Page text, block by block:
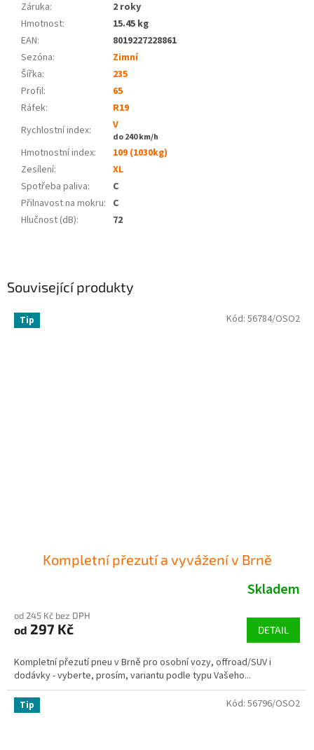
Související produkty
Tip
Kompletní přezutí a vyvážení v Brně
Skladem
od 245 Kč bez DPH
od 297 Kč DETAIL
Kompletní přezutí pneu v Brně pro osobní vozy, offroad/SUV i
dodávky - vyberte, prosím, variantu podle typu Vašeho...
Kód: 56784/OSO2
Tip Kód: 56796/OSO2
Záruka:
2 roky
Hmotnost:
15.45 kg
EAN:
8019227228861
Sezóna:
Zimní
Šířka:
235
Profil:
65
Ráfek:
R19
Rychlostní index:
V
do 240 km/h
Hmotnostní index:
109 (1030kg)
Zesílení:
XL
Spotřeba paliva:
C
Přilnavost na mokru: C
Hlučnost (dB): 72